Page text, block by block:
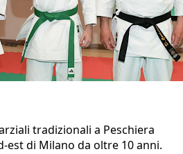
tradizionali a Peschiera
est di Milano da oltre 10 anni.